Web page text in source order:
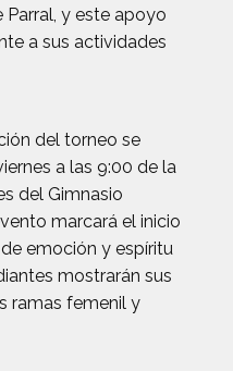
y este apoyo
a sus actividades
del torneo se
a las 9:00 de la
del Gimnasio
marcará el inicio
emoción y espíritu
mostrarán sus
ramas femenil y